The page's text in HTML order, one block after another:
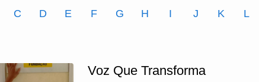
C D E F G H I J K L
Voz Que Transforma